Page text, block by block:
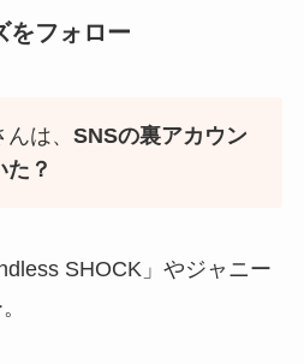
フォロー
んは、SNSの裏アカウン
た？
SHOCK」やジャニー